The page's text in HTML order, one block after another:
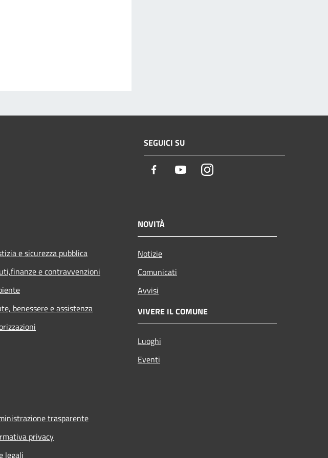
SEGUICI SU
Facebook YoutubeInstagram
e sicurezza pubblica
e contravvenzioni
benessere e assistenza
NOVITÀ
Notizie
Comunicati
Avvisi
VIVERE IL COMUNE
Luoghi
Eventi
trasparente
privacy
legali